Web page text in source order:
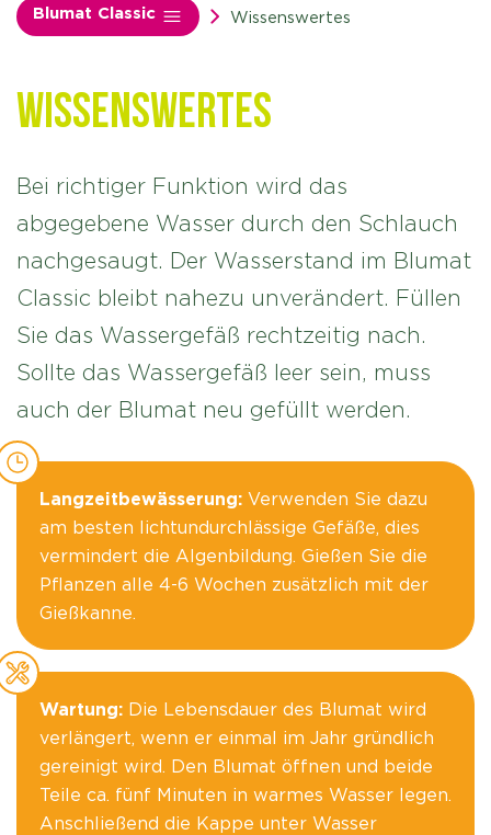
Blumat Classic Wissenswertes
Wissenswertes
Bei richtiger Funktion wird das
abgegebene Wasser durch den Schlauch
nachgesaugt. Der Wasserstand im Blumat
Classic bleibt nahezu unverändert. Füllen
Sie das Wassergefäß rechtzeitig nach.
Sollte das Wassergefäß leer sein, muss
auch der Blumat neu gefüllt werden.
Langzeitbewässerung: Verwenden Sie dazu
am besten lichtundurchlässige Gefäße, dies
vermindert die Algenbildung. Gießen Sie die
Pflanzen alle 4-6 Wochen zusätzlich mit der
Gießkanne.
Wartung: Die Lebensdauer des Blumat wird
verlängert, wenn er einmal im Jahr gründlich
gereinigt wird. Den Blumat öffnen und beide
Teile ca. fünf Minuten in warmes Wasser legen.
Anschließend die Kappe unter Wasser